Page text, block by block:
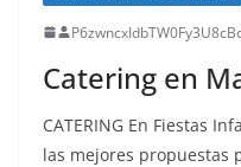
Catering en
CATERING En Fiestas
las mejores propuestas